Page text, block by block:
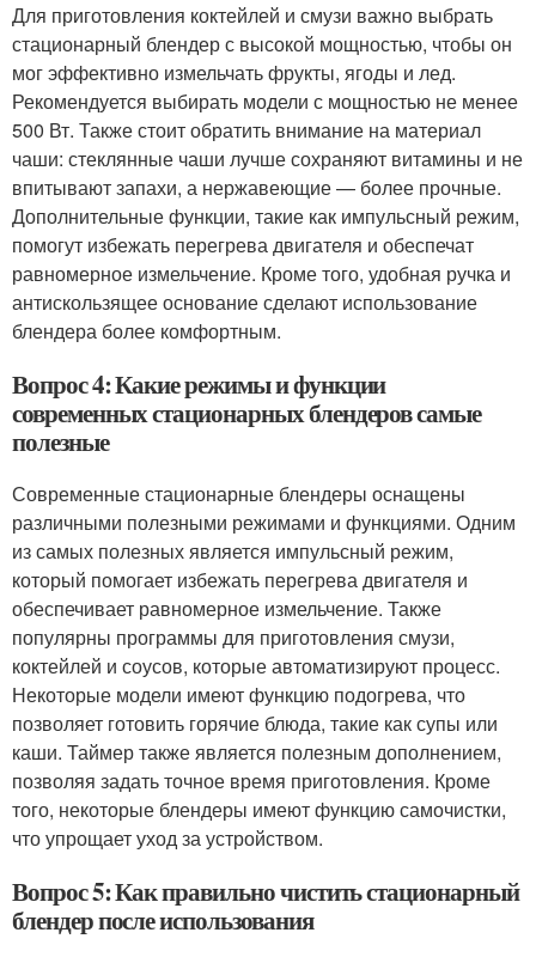
Для приготовления коктейлей и смузи важно выбрать
стационарный блендер с высокой мощностью, чтобы он
мог эффективно измельчать фрукты, ягоды и лед.
Рекомендуется выбирать модели с мощностью не менее
500 Вт. Также стоит обратить внимание на материал
чаши: стеклянные чаши лучше сохраняют витамины и не
впитывают запахи, а нержавеющие — более прочные.
Дополнительные функции, такие как импульсный режим,
помогут избежать перегрева двигателя и обеспечат
равномерное измельчение. Кроме того, удобная ручка и
антискользящее основание сделают использование
блендера более комфортным.
Вопрос 4: Какие режимы и функции
современных стационарных блендеров самые
полезные
Современные стационарные блендеры оснащены
различными полезными режимами и функциями. Одним
из самых полезных является импульсный режим,
который помогает избежать перегрева двигателя и
обеспечивает равномерное измельчение. Также
популярны программы для приготовления смузи,
коктейлей и соусов, которые автоматизируют процесс.
Некоторые модели имеют функцию подогрева, что
позволяет готовить горячие блюда, такие как супы или
каши. Таймер также является полезным дополнением,
позволяя задать точное время приготовления. Кроме
того, некоторые блендеры имеют функцию самочистки,
что упрощает уход за устройством.
Вопрос 5: Как правильно чистить стационарный
блендер после использования